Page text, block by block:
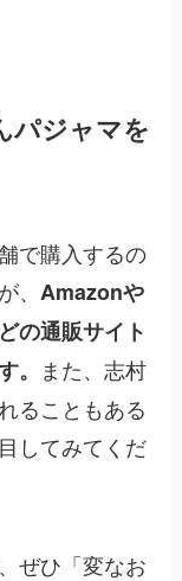
パジャマを
で購入するの
Amazonや
の通販サイト
。 また、志村
ることもある
してみてくだ
ぜひ「変なお